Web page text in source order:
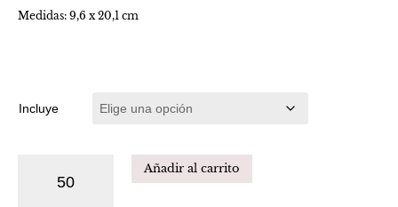
Medidas: 9,6 x 20,1 cm
Incluye
Añadir al carrito